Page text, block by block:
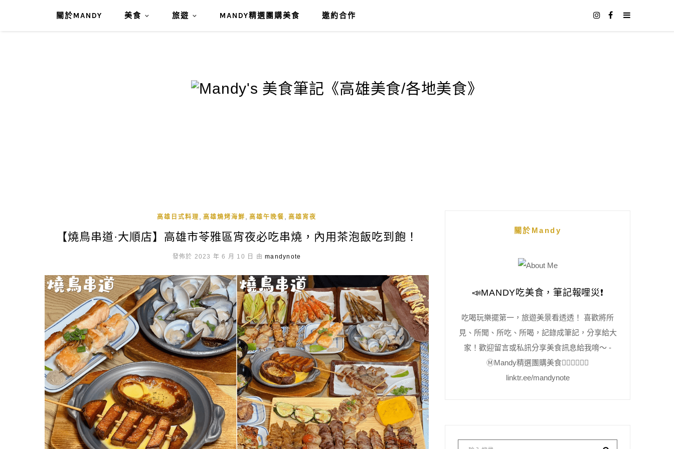
關於MANDY 美食 旅遊 MANDY精選團購美食 邀約合作
高雄日式料理 高雄燒烤海鮮 高雄午晚餐 高雄宵夜
【燒鳥串道·大順店】高雄市苓雅區宵夜必吃串燒，內用茶泡飯吃到飽！
發佈於 2023 年 6 月 10 日 由mandynote
關於Mandy
📣MANDY吃美食，筆記報哩災❗️
吃喝玩樂擺第一，旅遊美景看透透！ 喜歡將所
見、所聞、所吃、所喝，記錄成筆記，分享給大
家！歡迎留言或私訊分享美食訊息給我唷～ -
Ⓜ️Mandy精選團購美食👇🏻👇🏻👇🏻
linktr.ee/mandynote